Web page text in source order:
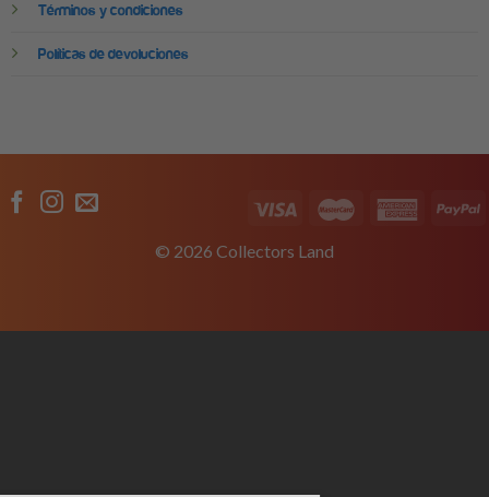
Términos y condiciones
Políticas de devoluciones
© 2026 Collectors Land